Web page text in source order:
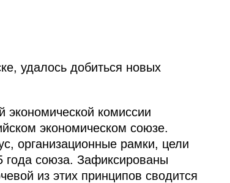
удалось добиться новых
экономической комиссии
экономическом союзе.
организационные рамки, цели
года союза. Зафиксированы
из этих принципов сводится